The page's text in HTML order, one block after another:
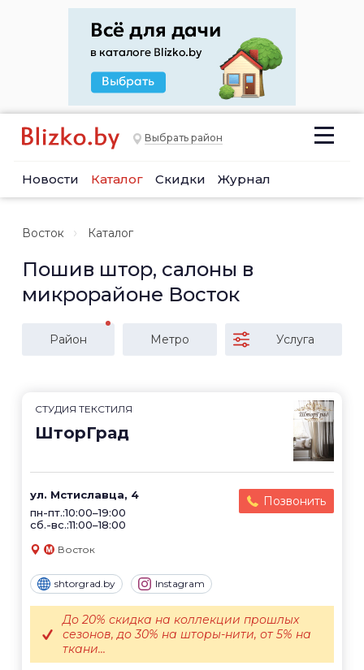
Выбрать район
Новости Каталог Скидки Журнал
Восток Каталог
Пошив штор, салоны в
микрорайоне Восток
Район Метро Услуга
СТУДИЯ ТЕКСТИЛЯ
ШторГрад
ул. Мстиславца, 4
пн-пт.:10:00–19:00
сб.-вс.:11:00–18:00
Позвонить
Восток
shtorgrad.by Instagram
До 20% скидка на коллекции прошлых
сезонов, до 30% на шторы-нити, от 5% на
ткани...